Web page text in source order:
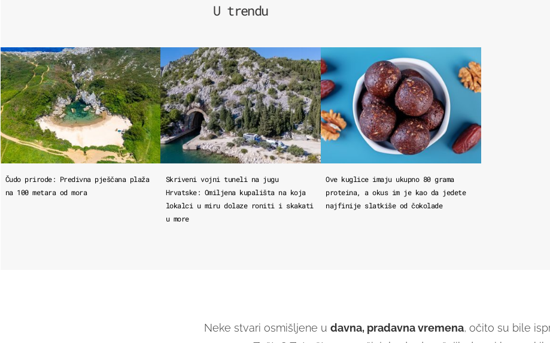
U trendu
Čudo prirode: Predivna pješčana plaža
na 100 metara od mora
Skriveni vojni tuneli na jugu
Hrvatske: Omiljena kupališta na koja
lokalci u miru dolaze roniti i skakati
u more
Ove kuglice imaju ukupno 80 grama
proteina, a okus im je kao da jedete
najfinije slatkiše od čokolade
Neke stvari osmišljene u davna, pradavna vremena, očito su bile